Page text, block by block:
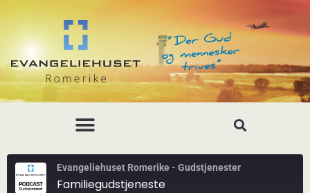
Evangeliehuset Romerike - Gudstjenester
Familiegudstjeneste